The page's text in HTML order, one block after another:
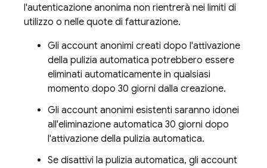
l'autenticazione anonima non rientrerà nei limiti di
utilizzo o nelle quote di fatturazione.
Gli account anonimi creati dopo l'attivazione
della pulizia automatica potrebbero essere
eliminati automaticamente in qualsiasi
momento dopo 30 giorni dalla creazione.
Gli account anonimi esistenti saranno idonei
all'eliminazione automatica 30 giorni dopo
l'attivazione della pulizia automatica.
Se disattivi la pulizia automatica, gli account